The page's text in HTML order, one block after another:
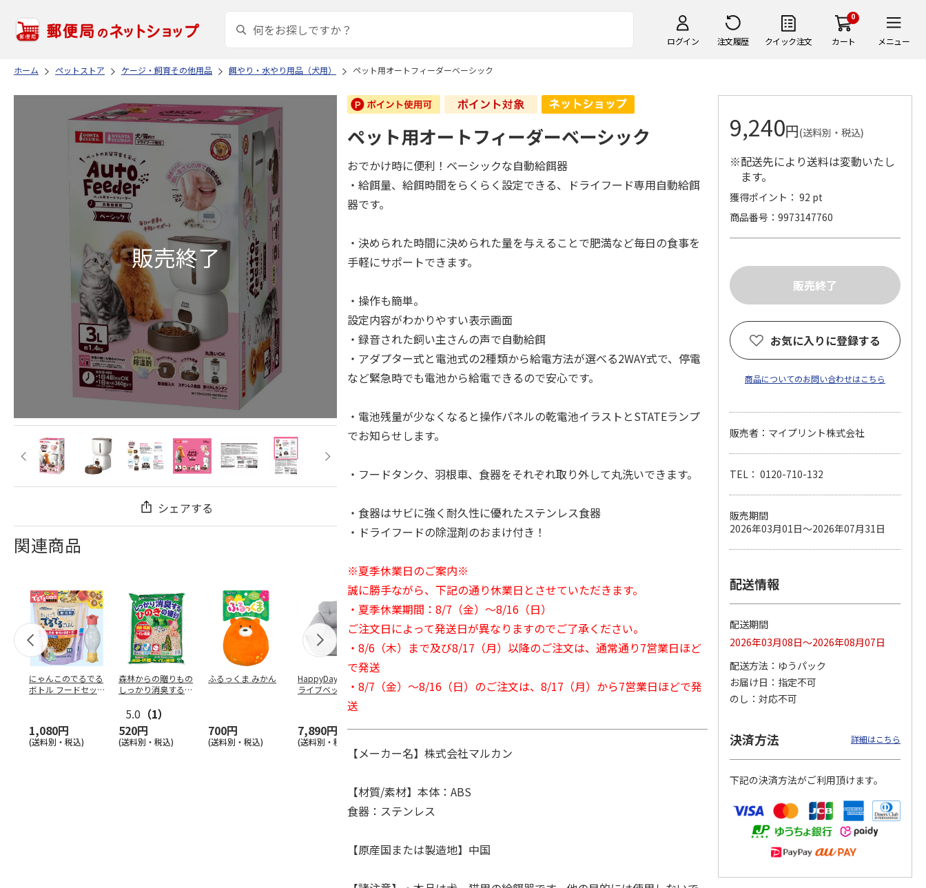
ログイン 注文履歴 クイック注文
0
カート メニュー
ホーム ペットストア ケージ・飼育その他用品 餌やり・水やり用品（犬用） ペット用オートフィーダーベーシック
シェアする
関連商品
にゃんこのでるでる
ボトル フードセッ
1,080円
(送料別・税込)
森林からの贈りもの
しっかり消臭するひ
5.0 （1）
520円
(送料別・税込)
ふるっくま みかん
700円
(送料別・税込)
HappyDays 2wayド
ライブベッド グレ
7,890円
(送料別・税込)
をとる砂専用 猫ト
1,550円
らない消臭・抗菌サ
1,320円
ムデンタルコーン
470円
チ 健康に育つ子ね
120円
ペット線香 虹のか
なた フルーティフ
ローラルの香り
590円
(送料別・税込) (送料別・税込)
ペット用オートフィーダーベーシック
おでかけ時に便利！ベーシックな自動給餌器
・給餌量、給餌時間をらくらく設定できる、ドライフード専用自動給餌
器です。
・決められた時間に決められた量を与えることで肥満など毎日の食事を
手軽にサポートできます。
・操作も簡単。
設定内容がわかりやすい表示画面
・録音された飼い主さんの声で自動給餌
・アダプター式と電池式の2種類から給電方法が選べる2WAY式で、停電
など緊急時でも電池から給電できるので安心です。
・電池残量が少なくなると操作パネルの乾電池イラストとSTATEランプ
でお知らせします。
・フードタンク、羽根車、食器をそれぞれ取り外して丸洗いできます。
・食器はサビに強く耐久性に優れたステンレス食器
・ドライフードの除湿剤のおまけ付き！
※夏季休業日のご案内※
誠に勝手ながら、下記の通り休業日とさせていただきます。
・夏季休業期間：8/7（金）～8/16（日）
ご注文日によって発送日が異なりますのでご了承ください。
・8/6（木）まで及び8/17（月）以降のご注文は、通常通り7営業日ほど
で発送
・8/7（金）～8/16（日）のご注文は、8/17（月）から7営業日ほどで発
送
【メーカー名】株式会社マルカン
【材質/素材】本体：ABS
食器：ステンレス
【原産国または製造地】中国
9,240円(送料別・税込)
※配送先により送料は変動いたし
ます。
獲得ポイント： 92 pt
商品番号
9973147760
お気に入りに登録する
商品についてのお問い合わせはこちら
販売者：マイプリント株式会社
TEL： 0120-710-132
販売期間
2026年03月01日～2026年07月31日
配送情報
配送期間
2026年03月08日～2026年08月07日
配送方法
ゆうパック
お届け日
指定不可
のし
対応不可
決済方法 詳細はこちら
下記の決済方法がご利用頂けます。